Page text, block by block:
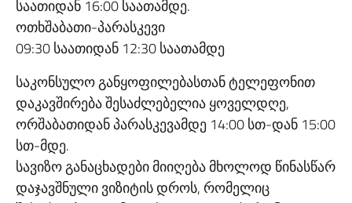
საათიდან 16:00 საათამდე.
ოთხშაბათი-პარასკევი
09:30 საათიდან 12:30 საათამდე
საკონსულო განყოფილებასთან ტელეფონით
დაკავშირება შესაძლებელია ყოველდღე,
ორშაბათიდან პარასკევამდე 14:00 სთ-დან 15:00
სთ-მდე.
სავიზო განაცხადები მიიღება მხოლოდ წინასწარ
დაჯავშნული ვიზიტის დროს, რომელიც